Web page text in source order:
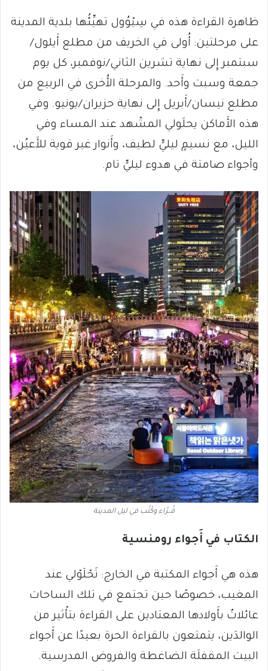
ظاهرة القراءة هذه في سِيْوُول تهيِّئُها بلدية المدينة
على مرحلتين: أُولى في الخريف من مطلع أَيلول/
سبتمبر إِلى نهاية تشرين الثاني/نوفمبر، كل يوم
جمعة وسبت وأَحد. والمرحلة الأُخرى في الربيع من
مطلع نيسان/أَبريل إِلى نهاية حزيران/يونيو. وفي
هذه الأَماكن يحلَولي المشْهد عند المساء وفي
الليل، مع نسيمٍ ليليٍّ لطيف، وأَنوار غير قوية للأَعيُن،
وأجواء صامتة في هدوء ليليٍّ تام.
قُــرَّاء وكُتُب في ليل المدينة
الكتاب في أَجواء رومنسية
هذه هي أَجواء المكتبة في الخارج: تَحْلَوْلي عند
المغيب، خصوصًا حين تجتمع في تلك الساحات
عائلاتٌ بأَولادها المعتادين على القراءة بتأْثير من
الوالدَين، يتمتعون بالقراءة الحرة بعيدًا عن أَجواء
البيت المقفلَة الضاغطة والفروض المدرسية.